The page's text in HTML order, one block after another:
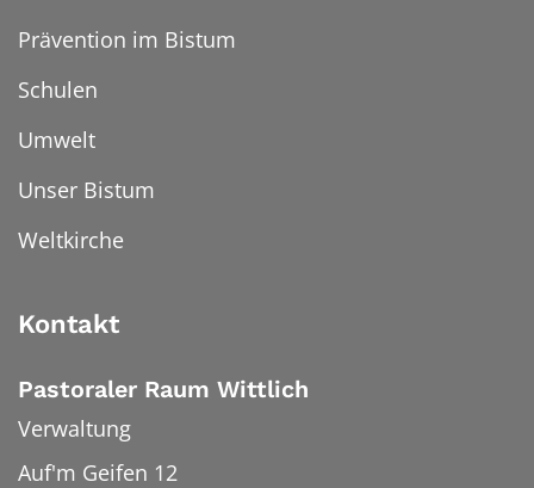
Prävention im Bistum
Schulen
Umwelt
Unser Bistum
Weltkirche
Kontakt
Pastoraler Raum Wittlich
Verwaltung
Auf'm Geifen 12